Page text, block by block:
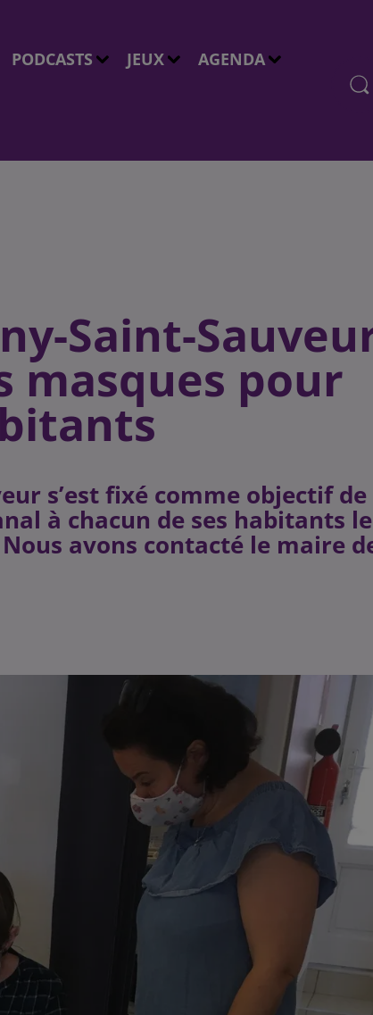
PODCASTS JEUX AGENDA
Saint-
masques pour
s’est fixé comme objectif de
à chacun de ses habitants le
avons contacté le maire